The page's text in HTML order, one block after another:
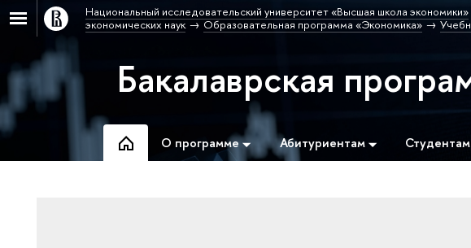
Национальный исследовательский университет «Высшая школа экономики»
экономических наук
Образовательная программа «Экономика»
Бакалаврская
О программе Абитуриентам Студентам